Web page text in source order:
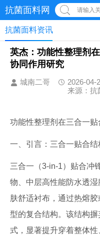
抗菌面料网 请输入
抗菌面料资讯
英杰：功能性整理剂
协同作用研究
城南二哥
2026-04-
来源：抗
功能性整理剂在三合一
一、引言：三合一贴合
三合一（3-in-1）贴合冲
物、中层高性能防水透
肤舒适衬布，通过热熔
型的复合结构。该结构摒
式，显著提升穿着整体